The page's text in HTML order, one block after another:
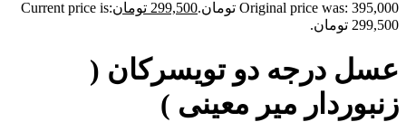
Original price was: 395,000 تومان.
299,500 تومانCurrent price is:
299,500 تومان.
عسل درجه دو تویسرکان (
زنبوردار میر معینی )